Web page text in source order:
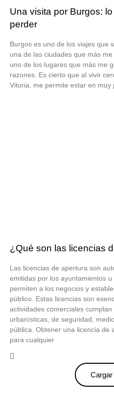
Una visita por Burgos:
perder
Burgos es uno de los viajes que
una de las ciudades que más
uno de los lugares que más me
razones. Es cierto que al vivir
Vitoria, me permite estar en
¿Qué son las licencias
Las licencias de apertura son
emitidas por los ayuntamientos
permiten a los negocios y
público. Estas licencias son
actividades comerciales
urbanísticas, de seguridad,
pública. Obtener una licencia de
para cualquier